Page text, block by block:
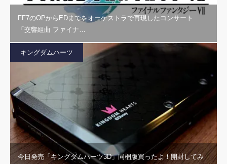
FF7のOPからEDまでをオーケストラで再現したコンサート
「交響組曲 ファイナ…
キングダムハーツ
今日発売「キングダムハーツ3D」同梱版買ったよ！開封してみ